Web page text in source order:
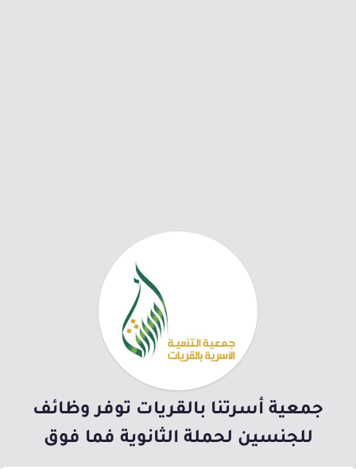
جمعية أسرتنا بالقريات توفر وظائف
للجنسين لحملة الثانوية فما فوق